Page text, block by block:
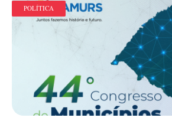
POLÍTICA